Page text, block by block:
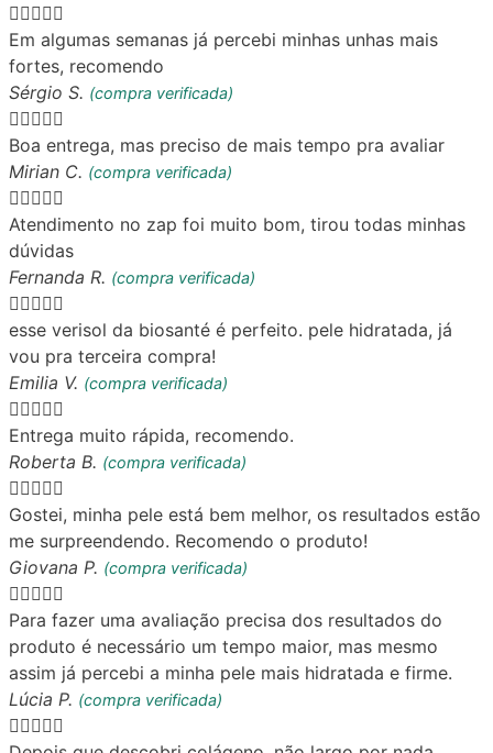

Em algumas semanas já percebi minhas unhas mais
fortes, recomendo
Sérgio S. (compra verificada)

Boa entrega, mas preciso de mais tempo pra avaliar
Mirian C. (compra verificada)

Atendimento no zap foi muito bom, tirou todas minhas
dúvidas
Fernanda R. (compra verificada)

esse verisol da biosanté é perfeito. pele hidratada, já
vou pra terceira compra!
Emilia V. (compra verificada)

Entrega muito rápida, recomendo.
Roberta B. (compra verificada)

Gostei, minha pele está bem melhor, os resultados estão
me surpreendendo. Recomendo o produto!
Giovana P. (compra verificada)

Para fazer uma avaliação precisa dos resultados do
produto é necessário um tempo maior, mas mesmo
assim já percebi a minha pele mais hidratada e firme.
Lúcia P. (compra verificada)
